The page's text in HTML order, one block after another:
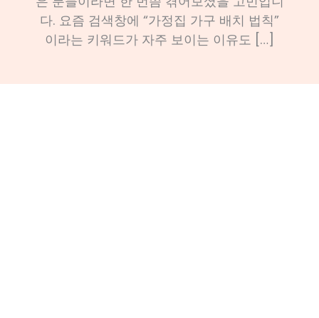
다. 요즘 검색창에 “가정집 가구 배치 법칙”
이라는 키워드가 자주 보이는 이유도 […]